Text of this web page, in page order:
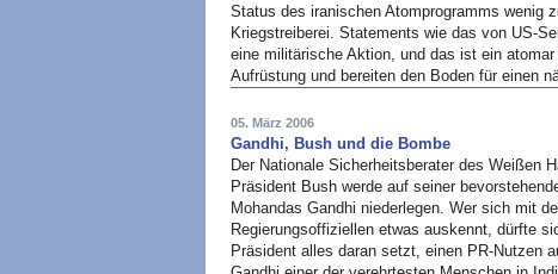
Status des iranischen Atomprogramms wenig
Kriegstreiberei. Statements wie das von US-
eine militärische Aktion, und das ist ein
Aufrüstung und bereiten den Boden für einen
05. März 2006
Gandhi, Bush und die Bombe
Der Nationale Sicherheitsberater des Weißen
Präsident Bush werde auf seiner
Mohandas Gandhi niederlegen. Wer sich mit
Regierungsoffiziellen etwas auskennt, dürfte
Präsident alles daran setzt, einen PR-Nutzen